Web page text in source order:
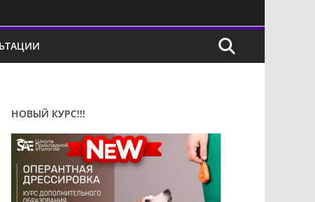
НОВЫЙ КУРС!!!